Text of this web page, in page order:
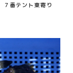
７番テント東寄り